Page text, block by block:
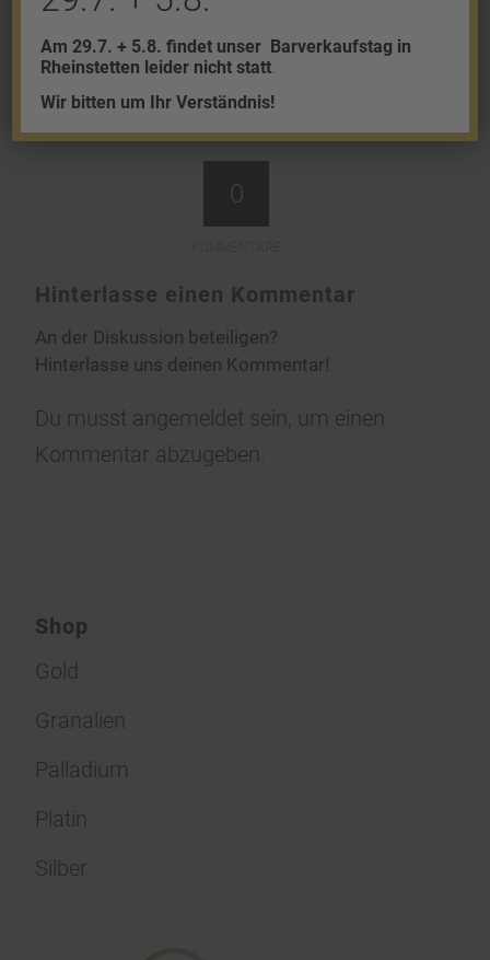
0
Hinterlasse einen Kommentar
An der Diskussion beteiligen?
Hinterlasse uns deinen Kommentar!
Du musst angemeldet sein, um einen
Kommentar abzugeben.
Shop
Gold
Granalien
Palladium
Platin
Silber
Am 29.7. + 5.8. findet unser Barverkaufstag in
Rheinstetten leider nicht statt
Wir bitten um Ihr Verständnis!